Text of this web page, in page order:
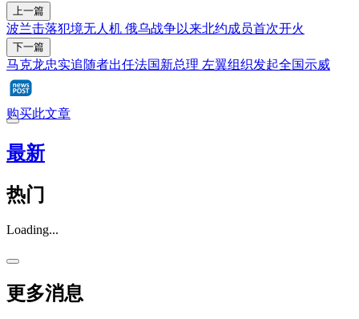
上一篇
波兰击落犯境无人机 俄乌战争以来北约成员首次开火
下一篇
马克龙忠实追随者出任法国新总理 左翼组织发起全国示威
购买此文章
最新
热门
Loading...
更多消息